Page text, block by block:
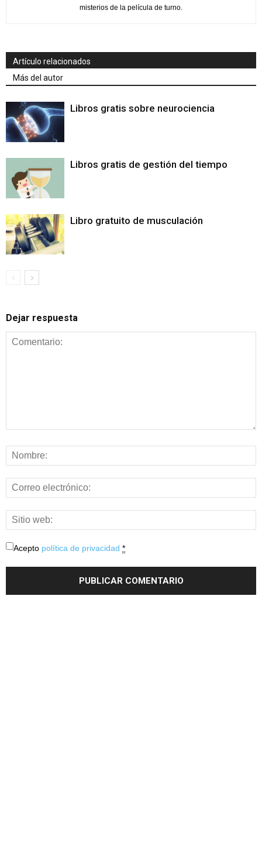
misterios de la película de turno.
Artículo relacionados
Más del autor
Libros gratis sobre neurociencia
Libros gratis de gestión del tiempo
Libro gratuito de musculación
Dejar respuesta
Acepto política de privacidad *